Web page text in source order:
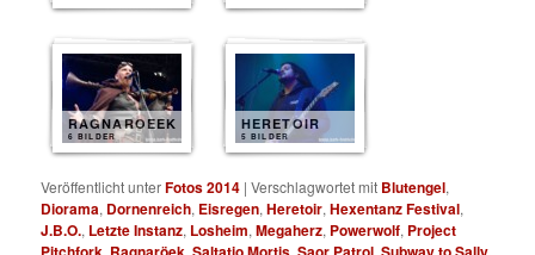
RAGNAROEEK
6 BILDER
HERETOIR
5 BILDER
Veröffentlicht unterFotos 2014 |Verschlagwortet mit Blutengel,
Diorama, Dornenreich, Eisregen,Heretoir,Hexentanz Festival,
J.B.O., Letzte Instanz, Losheim,Megaherz, Powerwolf, Project
, , , , ,